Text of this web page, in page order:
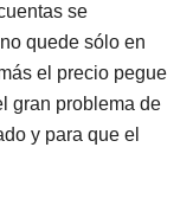
se
quede sólo en
el precio pegue
gran problema de
y para que el